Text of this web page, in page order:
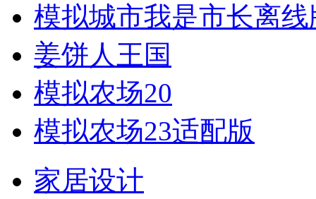
模拟城市我是市长离线
姜饼人王国
模拟农场20
模拟农场23适配版
家居设计